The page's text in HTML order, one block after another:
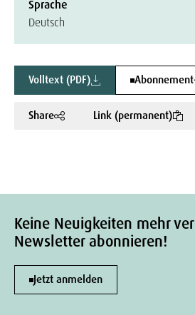
Sprache
Deutsch
Volltext (PDF)
Share Link (permanent)
Keine Neuigkeiten mehr
Newsletter abonnieren!
Jetzt anmelden